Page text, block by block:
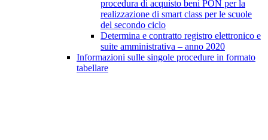
procedura di acquisto beni PON per la
realizzazione di smart class per le scuole
del secondo ciclo
Determina e contratto registro elettronico e
suite amministrativa – anno 2020
Informazioni sulle singole procedure in formato
tabellare